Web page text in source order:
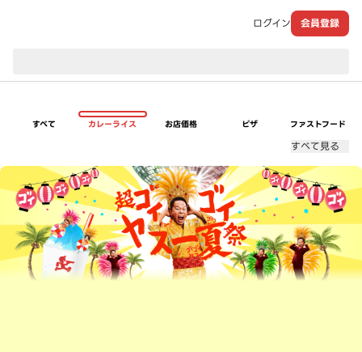
ログイン 会員登録
すべて カレーライス お店価格 ピザ ファストフード
すべて見る
超ゴイゴイヤスー夏祭